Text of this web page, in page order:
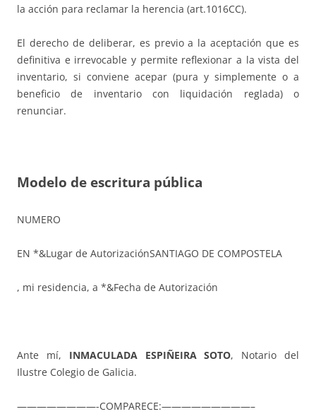
la acción para reclamar la herencia (art.1016CC).
El derecho de deliberar, es previo a la aceptación que es
definitiva e irrevocable y permite reflexionar a la vista del
inventario, si conviene acepar (pura y simplemente o a
beneficio de inventario con liquidación reglada) o
renunciar.
Modelo de escritura pública
NUMERO
EN *&Lugar de AutorizaciónSANTIAGO DE COMPOSTELA
, mi residencia, a *&Fecha de Autorización
Ante mí, INMACULADA ESPIÑEIRA SOTO, Notario del
Ilustre Colegio de Galicia.
————————-COMPARECE:—————————–